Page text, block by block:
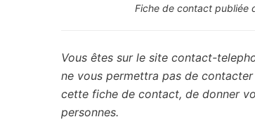
Fiche de contact publiée
Vous êtes sur le site contact-
ne vous permettra pas de
cette fiche de contact, de donner
personnes.